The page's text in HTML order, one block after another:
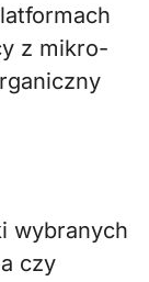
z mikro-
wybranych
czy